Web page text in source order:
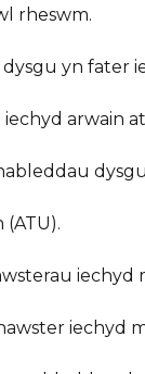
rheswm.
yn fater
arwain
iechyd
iechyd